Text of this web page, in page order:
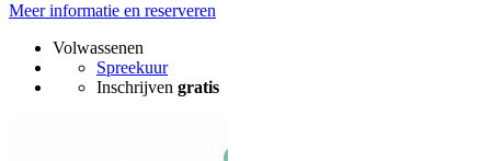
Meer informatie en reserveren
Volwassenen
Spreekuur
Inschrijven gratis